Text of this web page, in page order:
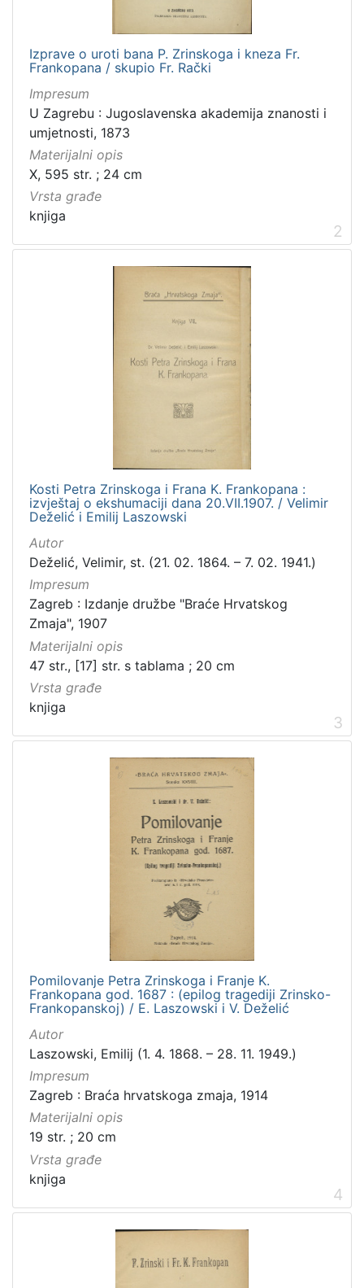
Izprave o uroti bana P. Zrinskoga i kneza Fr.
Frankopana / skupio Fr. Rački
Impresum
U Zagrebu : Jugoslavenska akademija znanosti i
umjetnosti, 1873
Materijalni opis
X, 595 str. ; 24 cm
Vrsta građe
knjiga
2
Kosti Petra Zrinskoga i Frana K. Frankopana :
izvještaj o ekshumaciji dana 20.VII.1907. / Velimir
Deželić i Emilij Laszowski
Autor
Deželić, Velimir, st. (21. 02. 1864. – 7. 02. 1941.)
Impresum
Zagreb : Izdanje družbe "Braće Hrvatskog
Zmaja", 1907
Materijalni opis
47 str., [17] str. s tablama ; 20 cm
Vrsta građe
knjiga
3
Pomilovanje Petra Zrinskoga i Franje K.
Frankopana god. 1687 : (epilog tragediji Zrinsko-
Frankopanskoj) / E. Laszowski i V. Deželić
Autor
Laszowski, Emilij (1. 4. 1868. – 28. 11. 1949.)
Impresum
Zagreb : Braća hrvatskoga zmaja, 1914
Materijalni opis
19 str. ; 20 cm
Vrsta građe
knjiga
4